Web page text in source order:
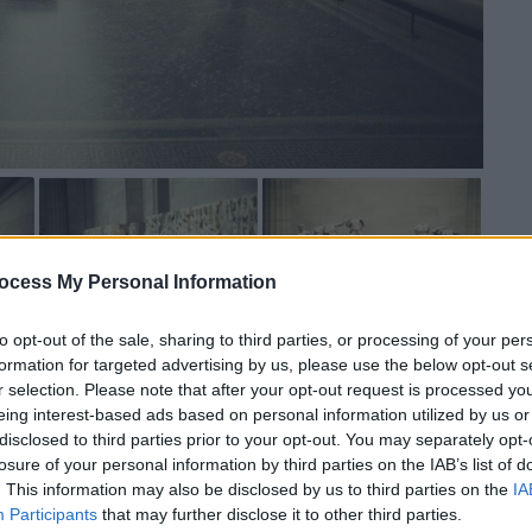
My Personal Information
opt-out of the sale, sharing to third parties, or processing of your
for targeted advertising by us, please use the below opt-out
selection. Please note that after your opt-out request is processed
interest-based ads based on personal information utilized by us
to third parties prior to your opt-out. You may separately
of your personal information by third parties on the IAB’s list of
This information may also be disclosed by us to third parties on the
Participants that may further disclose it to other third parties.
το ΕΘΝΟΣ στη Google
θα επιστρέψουν στην Ελλάδα ίσως
οΡότζερ Μάικλ , ιδρυτής του
έδρα την Οξφόρδη, ο οποίος
ενός από τα Γλυπτά που άρπαξε από την